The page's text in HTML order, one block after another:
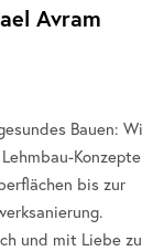
Avram
Bauen:
bis zur
und mit Liebe